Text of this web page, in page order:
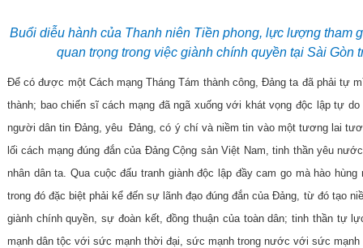
Buổi diễu hành của Thanh niên Tiền phong, lực lượng tham
quan trọng trong việc giành chính quyền tại Sài Gòn
Để có được một Cách mạng Tháng Tám thành công, Đảng ta đã phải tự
thành; bao chiến sĩ cách mạng đã ngã xuống với khát vọng độc lập tự
người dân tin Đảng, yêu Đảng, có ý chí và niềm tin vào một tương lai
lối cách mạng đúng đắn của Đảng Cộng sản Việt Nam, tinh thần yêu
nhân dân ta. Qua cuộc đấu tranh giành độc lập đầy cam go mà hào
trong đó đặc biệt phải kể đến sự lãnh đạo đúng đắn của Đảng, từ đó tạo
giành chính quyền, sự đoàn kết, đồng thuận của toàn dân; tinh thần tự
mạnh dân tộc với sức mạnh thời đại, sức mạnh trong nước với sức mạnh